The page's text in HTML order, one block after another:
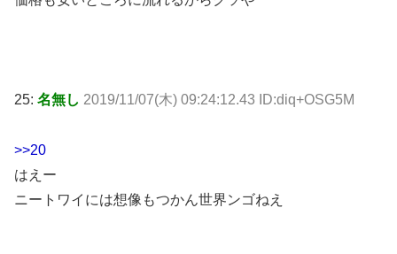
25: 名無し 2019/11/07(木) 09:24:12.43 ID:diq+OSG5M
>>20
はえー
ニートワイには想像もつかん世界ンゴねえ